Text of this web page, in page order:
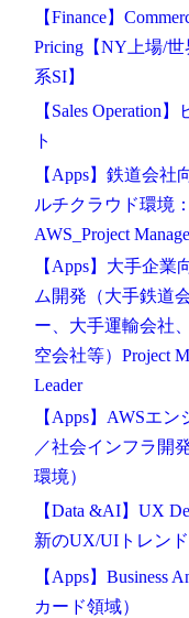
化学
金属・素材
メディカル（
その他
【Finance】
Pricing【NY上場/
系SI】
【Sales Operation
ト
【Apps】鉄道会
ルチクラウド環境
AWS_Project
【Apps】大手企
ム開発（大手鉄道
ー、大手運輸会社
空会社等）Project
Leader
【Apps】AWSエ
／社会インフラ開
環境）
【Data &AI】UX
新のUX/UIトレンド
【Apps】Business
カード領域）